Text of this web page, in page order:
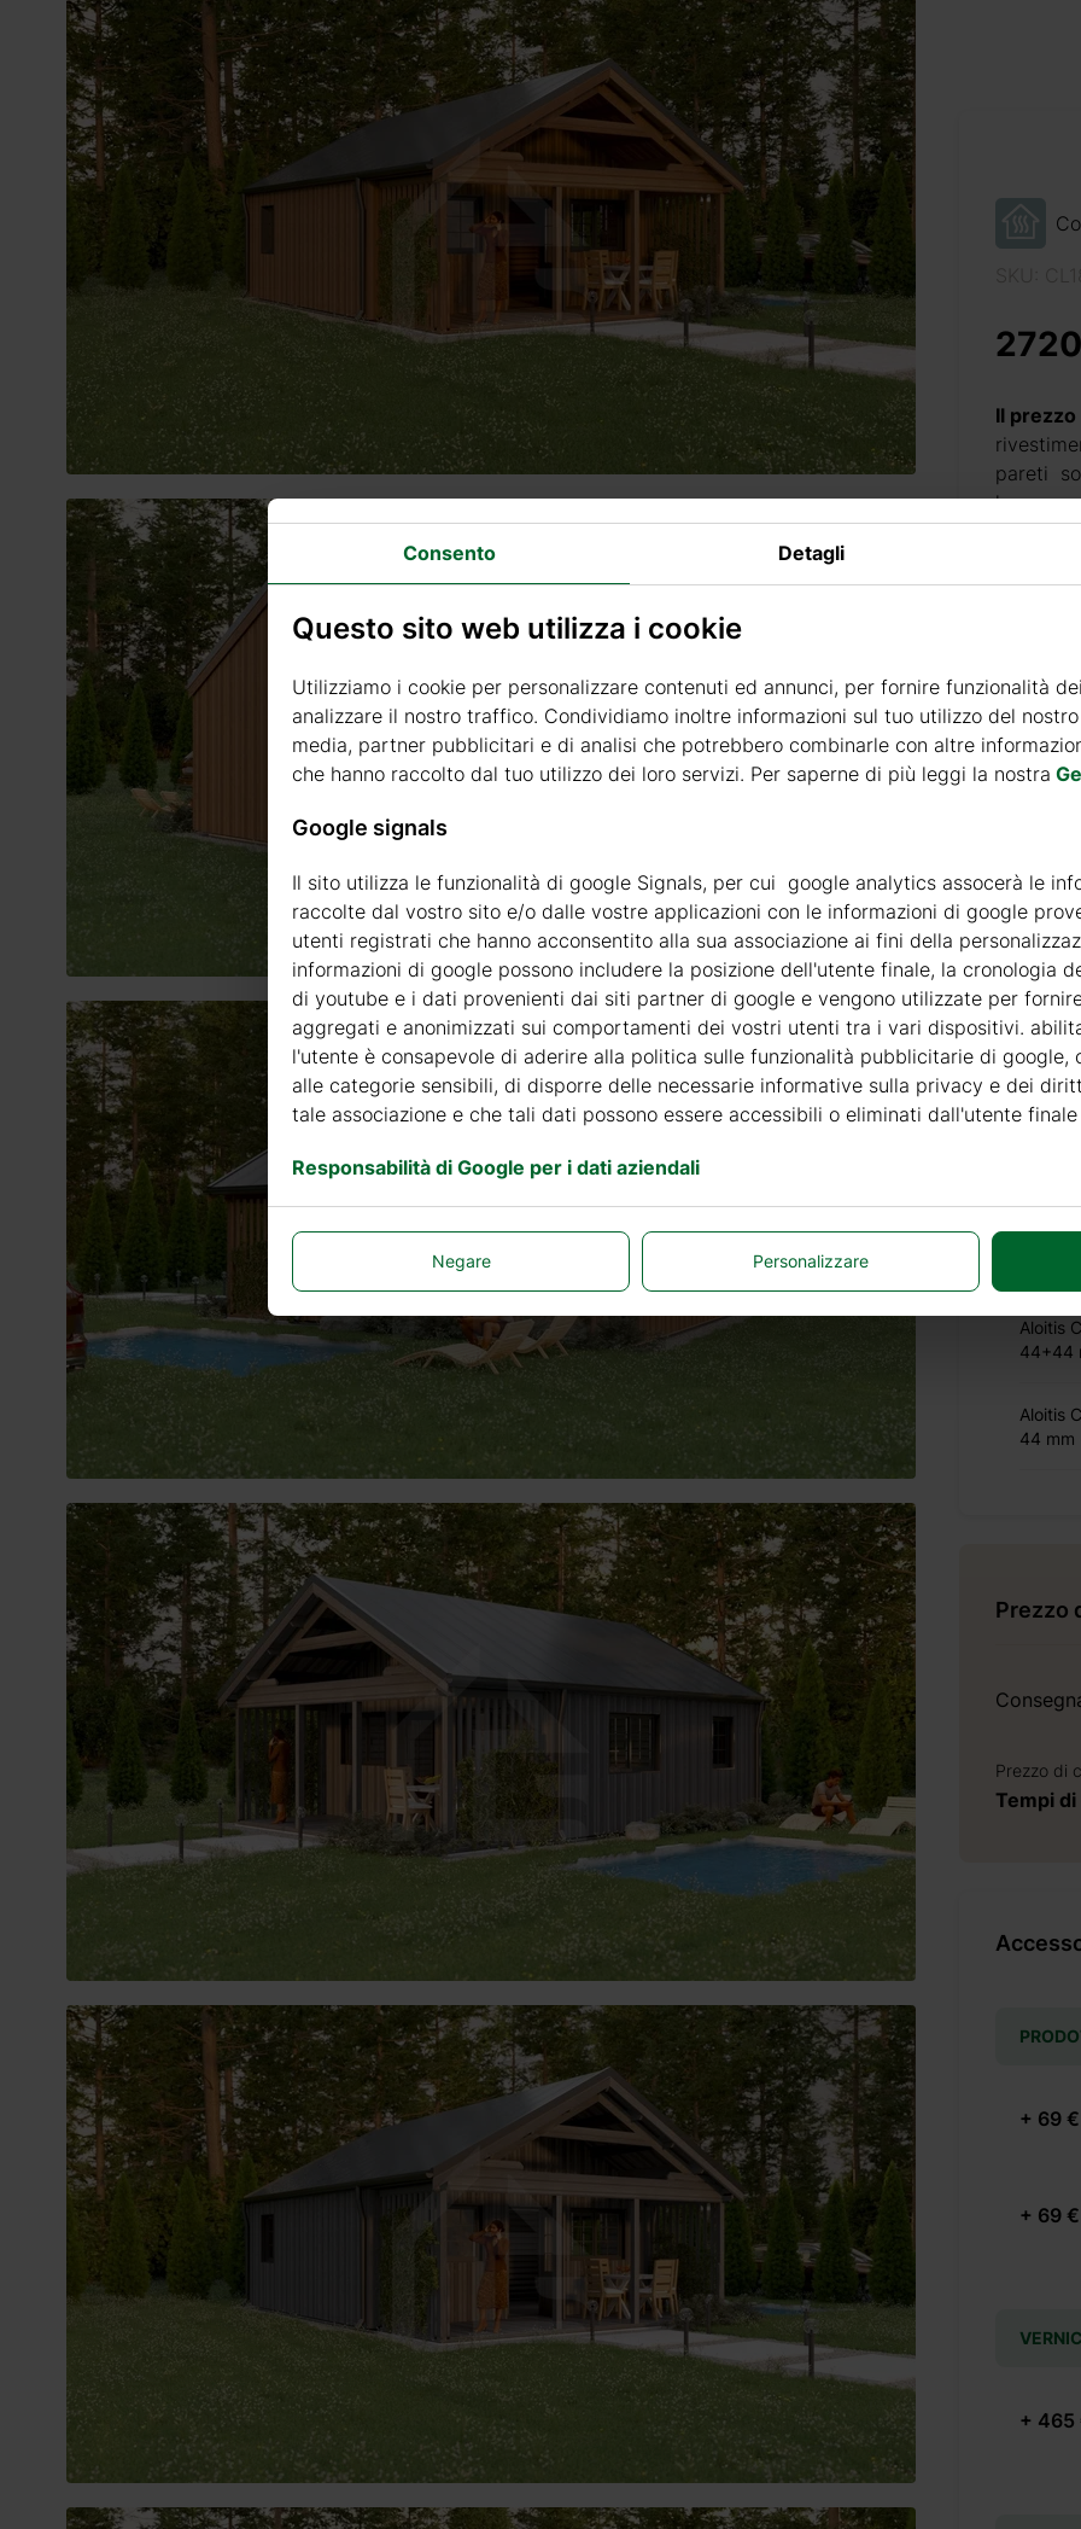
Il
pareti
legno
Aloitis
44 mm
Aloitis
Aloitis
44+44
Aloitis
44+44
Aloitis
44 mm
Prezzo
Prezzo di
Tempi
+ 69 €
+ 69 €
+ 465
Consento Detagli
Questo sito web utilizza i cookie
Utilizziamo i cookie per personalizzare contenuti ed annunci, per fornire funzionalità
analizzare il nostro traffico. Condividiamo inoltre informazioni sul tuo utilizzo del
media, partner pubblicitari e di analisi che potrebbero combinarle con altre
che hanno raccolto dal tuo utilizzo dei loro servizi. Per saperne di più leggi la nostra
Google signals
Il sito utilizza le funzionalità di google Signals, per cui google analytics assocerà le
raccolte dal vostro sito e/o dalle vostre applicazioni con le informazioni di google
utenti registrati che hanno acconsentito alla sua associazione ai fini della
informazioni di google possono includere la posizione dell'utente finale, la cronologia
di youtube e i dati provenienti dai siti partner di google e vengono utilizzate per
aggregati e anonimizzati sui comportamenti dei vostri utenti tra i vari dispositivi.
l'utente è consapevole di aderire alla politica sulle funzionalità pubblicitarie di google,
alle categorie sensibili, di disporre delle necessarie informative sulla privacy e dei
tale associazione e che tali dati possono essere accessibili o eliminati dall'utente
Responsabilità di Google per i dati aziendali
Negare Personalizzare